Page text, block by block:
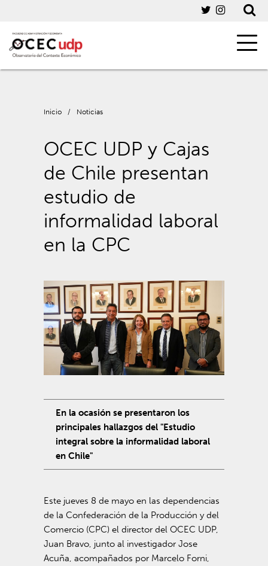
Inicio / Noticias
OCEC UDP y Cajas
de Chile presentan
estudio de
informalidad laboral
en la CPC
En la ocasión se presentaron los
principales hallazgos del "Estudio
integral sobre la informalidad laboral
en Chile"
Este jueves 8 de mayo en las dependencias
de la Confederación de la Producción y del
Comercio (CPC) el director del OCEC UDP,
Juan Bravo, junto al investigador Jose
Acuña, acompañados por Marcelo Forni,